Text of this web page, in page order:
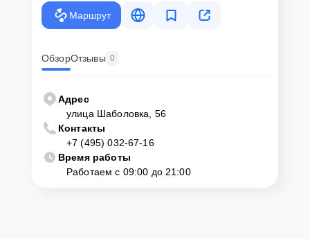
Маршрут
ОбзорОтзывы 0
Адрес
улица Шаболовка, 56
Контакты
+7 (495) 032-67-16
Время работы
Работаем с 09:00 до 21:00